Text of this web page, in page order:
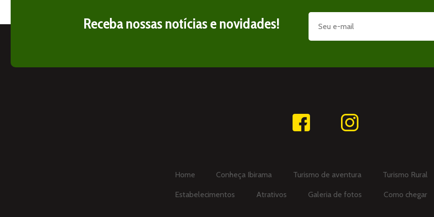
Receba nossas notícias e novidades!
Home Conheça Ibirama Turismo de aventura Turismo Rural
Estabelecimentos Atrativos Galeria de fotos Como chegar